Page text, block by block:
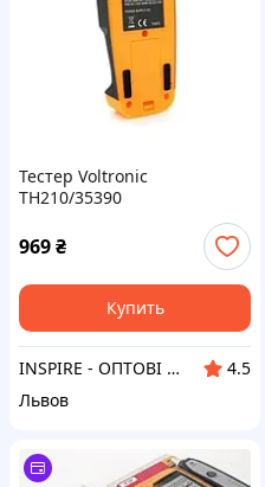
Тестер Voltronic
TH210/35390
969₴
Купить
INSPIRE - ОПТОВІ ПРОДАЖІ ТА БЕЗГОТІВКА ДЛЯ БІЗНЕСУ
4.5
Львов